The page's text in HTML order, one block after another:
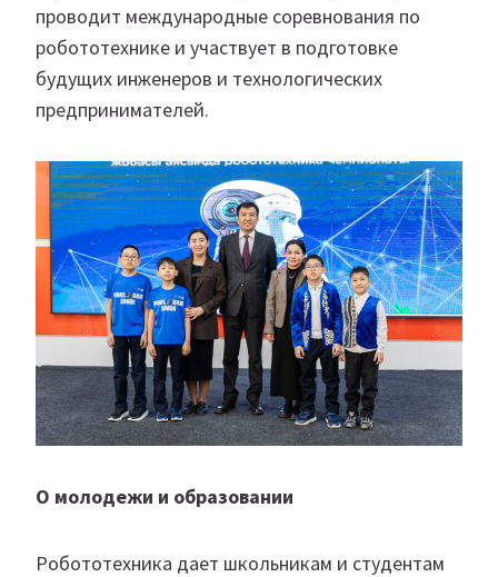
проводит международные соревнования по
робототехнике и участвует в подготовке
будущих инженеров и технологических
предпринимателей.
О молодежи и образовании
Робототехника дает школьникам и студентам